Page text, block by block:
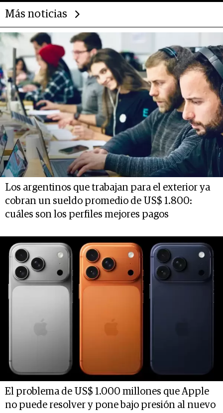
Más noticias
Los argentinos que trabajan para el exterior ya
cobran un sueldo promedio de US$ 1.800:
cuáles son los perfiles mejores pagos
El problema de US$ 1.000 millones que Apple
no puede resolver y pone bajo presión al nuevo